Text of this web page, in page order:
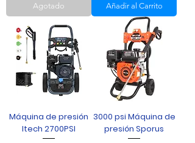
Agotado Añadir al Carrito
Máquina de presión
Itech 2700PSI
3000 psi Máquina de
presión Sporus